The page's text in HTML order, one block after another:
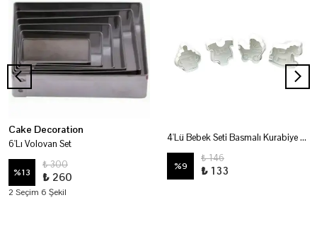
Cake Decoration
6'Lı Volovan Set
%13
₺ 300
₺ 260
2 Seçim 6 Şekil
4'Lü Bebek Seti Basmalı Kurabiye Kalıbı
%9
₺ 146
₺ 133